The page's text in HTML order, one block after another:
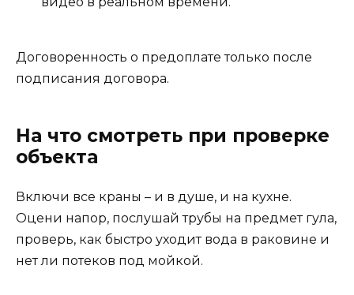
Договоренность о предоплате только после
подписания договора.
На что смотреть при проверке
объекта
Включи все краны – и в душе, и на кухне.
Оцени напор, послушай трубы на предмет гула,
проверь, как быстро уходит вода в раковине и
нет ли потеков под мойкой.